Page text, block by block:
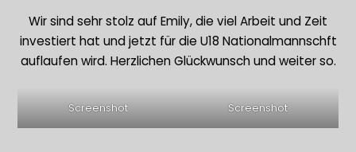
Wir sind sehr stolz auf Emily, die viel Arbeit und Zeit
investiert hat und jetzt für die U18 Nationalmannschft
auflaufen wird. Herzlichen Glückwunsch und weiter so.
Screenshot Screenshot